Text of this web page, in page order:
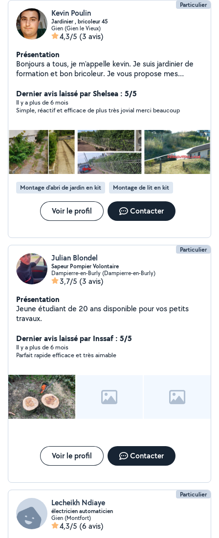
Particulier
Kevin Poulin
Jardinier , bricoleur 45
Gien (Gien le Vieux)
4,3/5 (3 avis)
Présentation
Bonjours a tous, je m'appelle kevin. Je suis jardinier de
formation et bon bricoleur. Je vous propose mes
votre jardin . Mes prestations sont : Taille de haie Taille
d'arbuste Tonte Debroussaillage Désherbage Plantation
Montage de meuble Petite tache de plomberie (
et / ou remplacement de canon de porte, serrure). Aide
au déménagement ( chargement et déchargement ).
Dernier avis laissé par Shelsea : 5/5
Il y a plus de 6 mois
Simple, réactif et efficace de plus très jovial merci beaucoup
Montage d'abri de jardin en kit Montage de lit en kit
Voir le profil Contacter
Particulier
Julian Blondel
Sapeur Pompier Volontaire
Dampierre-en-Burly (Dampierre-en-Burly)
3,7/5 (3 avis)
Présentation
Jeune étudiant de 20 ans disponible pour vos petits
travaux.
Dernier avis laissé par Inssaf : 5/5
Il y a plus de 6 mois
Parfait rapide efficace et très aimable
Voir le profil Contacter
Particulier
Lecheikh Ndiaye
électricien automaticien
Gien (Montfort)
4,3/5 (6 avis)